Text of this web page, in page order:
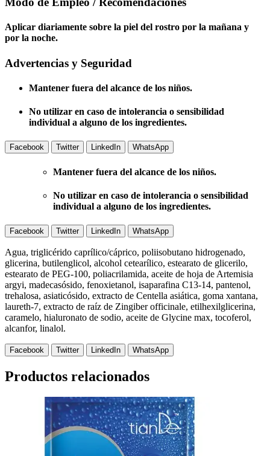
Aplicar diariamente sobre la piel del rostro por la mañana y
por la noche.
Advertencias y Seguridad
Mantener fuera del alcance de los niños.
No utilizar en caso de intolerancia o sensibilidad
individual a alguno de los ingredientes.
Facebook Twitter LinkedIn WhatsApp
Mantener fuera del alcance de los niños.
No utilizar en caso de intolerancia o sensibilidad
individual a alguno de los ingredientes.
Facebook Twitter LinkedIn WhatsApp
Agua, triglicérido caprílico/cáprico, poliisobutano hidrogenado,
glicerina, butilenglicol, alcohol cetearílico, estearato de glicerilo,
estearato de PEG-100, poliacrilamida, aceite de hoja de Artemisia
argyi, madecasósido, fenoxietanol, isaparafina C13-14, pantenol,
trehalosa, asiaticósido, extracto de Centella asiática, goma xantana,
laureth-7, extracto de raíz de Zingiber officinale, etilhexilglicerina,
caramelo, hialuronato de sodio, aceite de Glycine max, tocoferol,
alcanfor, linalol.
Facebook Twitter LinkedIn WhatsApp
Productos relacionados